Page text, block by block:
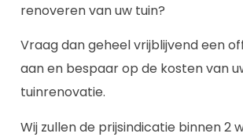
renoveren van uw tuin?
Vraag dan geheel vrijblijvend een
aan en bespaar op de kosten van
tuinrenovatie.
Wij zullen de prijsindicatie binnen 2